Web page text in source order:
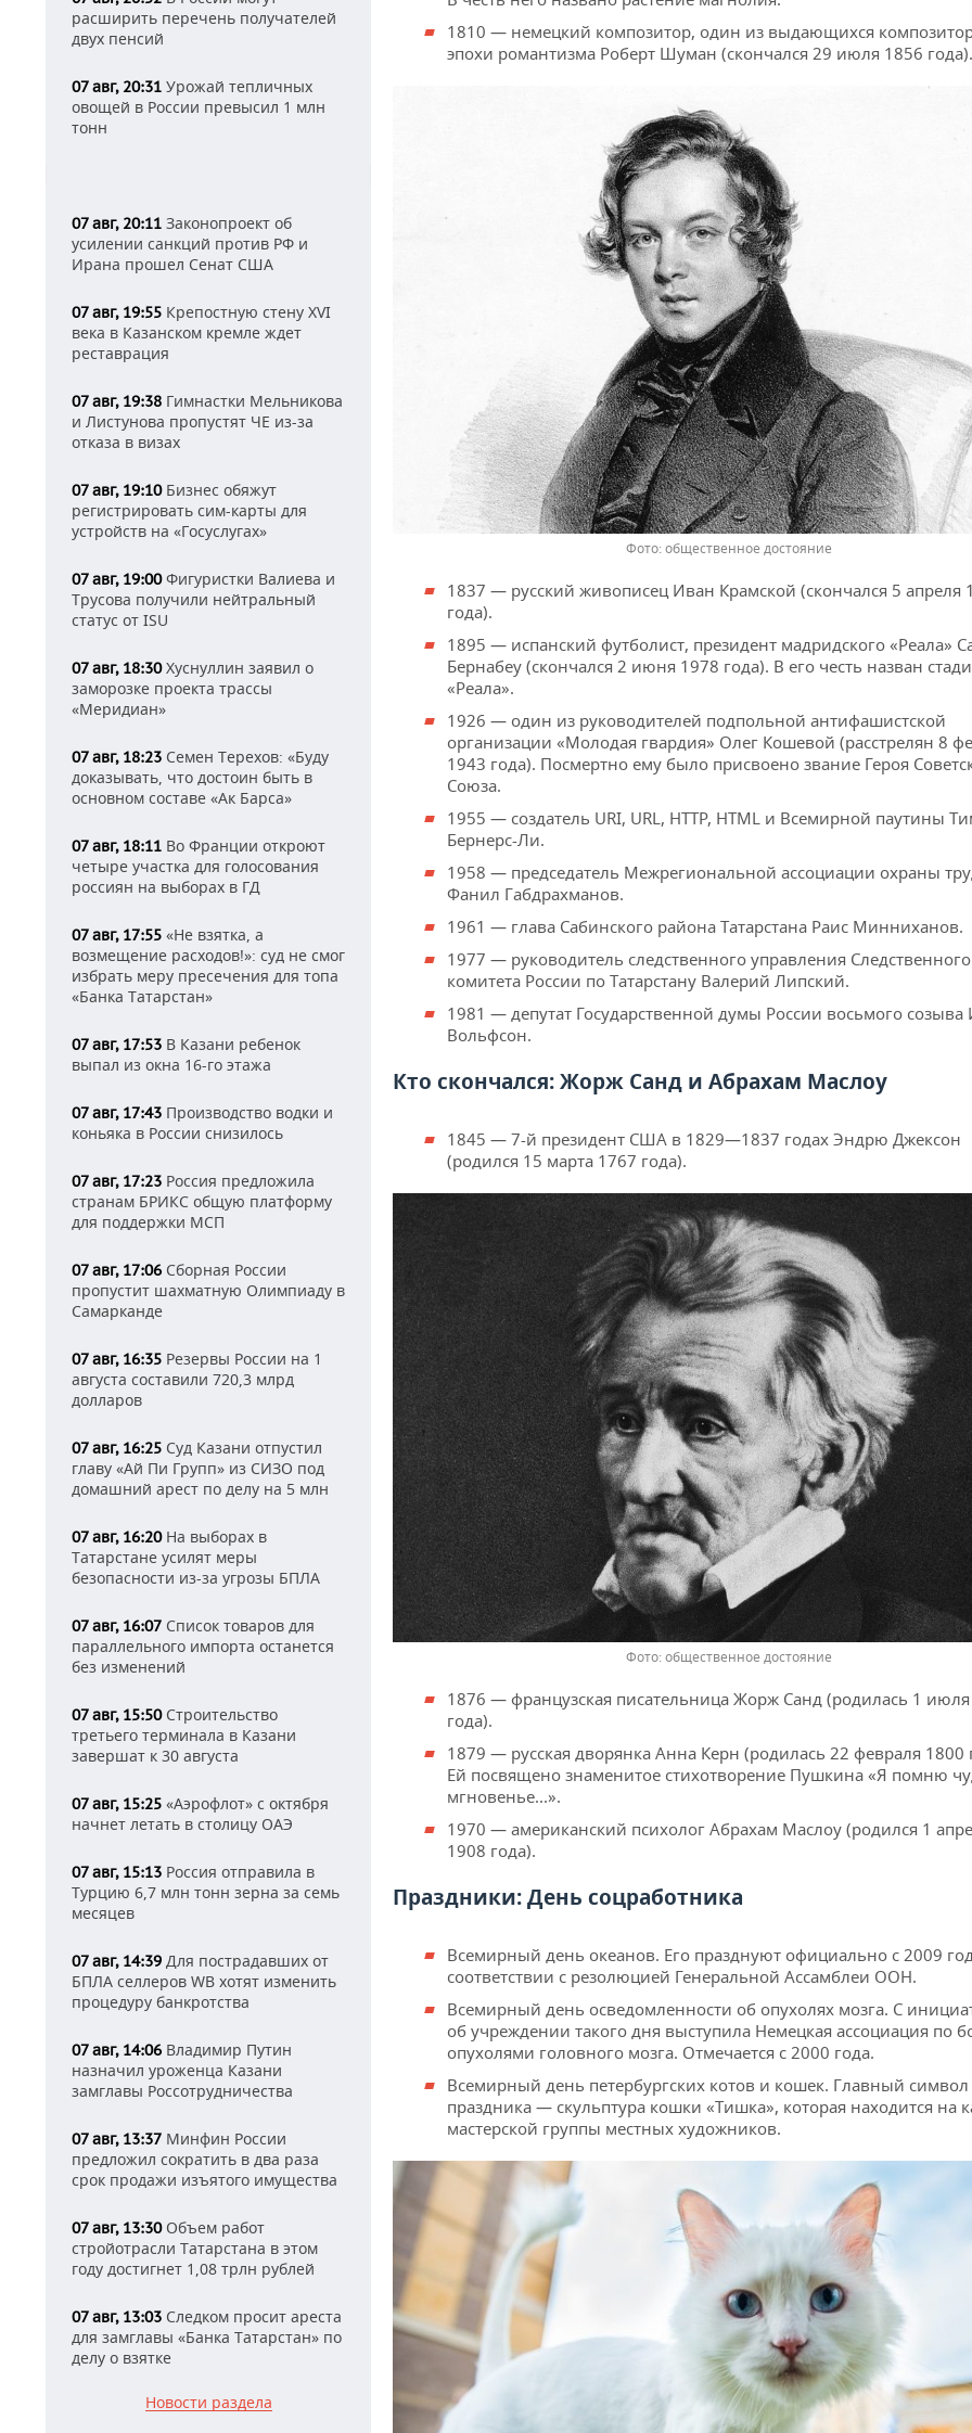
расширить перечень получателей
двух пенсий
07 авг, 20:31 Урожай тепличных
овощей в России превысил 1 млн
тонн
07 авг, 20:11 Законопроект об
усилении санкций против РФ и
Ирана прошел Сенат США
07 авг, 19:55 Крепостную стену XVI
века в Казанском кремле ждет
реставрация
07 авг, 19:38 Гимнастки Мельникова
и Листунова пропустят ЧЕ из-за
отказа в визах
07 авг, 19:10Бизнес обяжут
регистрировать сим-карты для
устройств на «Госуслугах»
07 авг, 19:00Фигуристки Валиева и
Трусова получили нейтральный
статус от ISU
07 авг, 18:30Хуснуллин заявил о
заморозке проекта трассы
«Меридиан»
07 авг, 18:23 Семен Терехов: «Буду
доказывать, что достоин быть в
основном составе «Ак Барса»
07 авг, 18:11 Во Франции откроют
четыре участка для голосования
россиян на выборах в ГД
07 авг, 17:55 «Не взятка, а
возмещение расходов!»: суд не смог
избрать меру пресечения для топа
«Банка Татарстан»
07 авг, 17:53 В Казани ребенок
выпал из окна 16-го этажа
07 авг, 17:43 Производство водки и
коньяка в России снизилось
07 авг, 17:23 Россия предложила
странам БРИКС общую платформу
для поддержки МСП
07 авг, 17:06 Сборная России
пропустит шахматную Олимпиаду в
Самарканде
07 авг, 16:35 Резервы России на 1
августа составили 720,3 млрд
долларов
07 авг, 16:25 Суд Казани отпустил
главу «Ай Пи Групп» из СИЗО под
домашний арест по делу на 5 млн
07 авг, 16:20На выборах в
Татарстане усилят меры
безопасности из-за угрозы БПЛА
07 авг, 16:07 Список товаров для
параллельного импорта останется
без изменений
07 авг, 15:50Строительство
третьего терминала в Казани
завершат к 30 августа
07 авг, 15:25 «Аэрофлот» с октября
начнет летать в столицу ОАЭ
07 авг, 15:13 Россия отправила в
Турцию 6,7 млн тонн зерна за семь
месяцев
07 авг, 14:39 Для пострадавших от
БПЛА селлеров WB хотят изменить
процедуру банкротства
07 авг, 14:06 Владимир Путин
назначил уроженца Казани
замглавы Россотрудничества
07 авг, 13:37 Минфин России
предложил сократить в два раза
срок продажи изъятого имущества
07 авг, 13:30Объем работ
стройотрасли Татарстана в этом
году достигнет 1,08 трлн рублей
07 авг, 13:03 Следком просит ареста
для замглавы «Банка Татарстан» по
делу о взятке
Новости раздела
1810 — немецкий композитор, один из выдающихся
эпохи романтизма Роберт Шуман (скончался 29 июля 1856 года).
общественное достояние
1837 — русский живописец Иван Крамской (скончался 5 апреля
года).
1895 — испанский футболист, президент мадридского «Реала»
Бернабеу (скончался 2 июня 1978 года). В его честь назван
«Реала».
1926 — один из руководителей подпольной антифашистской
организации «Молодая гвардия» Олег Кошевой (расстрелян 8
1943 года). Посмертно ему было присвоено звание Героя
Союза.
1955 — создатель URI, URL, HTTP, HTML и Всемирной паутины
Бернерс-Ли.
1958 — председатель Межрегиональной ассоциации охраны
Фанил Габдрахманов.
1961 — глава Сабинского района Татарстана Раис Минниханов.
1977 — руководитель следственного управления Следственного
комитета России по Татарстану Валерий Липский.
1981 — депутат Государственной думы России восьмого созыва
Вольфсон.
Кто скончался: Жорж Санд и Абрахам Маслоу
1845 — 7-й президент США в 1829—1837 годах Эндрю Джексон
(родился 15 марта 1767 года).
общественное достояние
1876 — французская писательница Жорж Санд (родилась 1
года).
1879 — русская дворянка Анна Керн (родилась 22 февраля 1800
Ей посвящено знаменитое стихотворение Пушкина «Я помню
мгновенье...».
1970 — американский психолог Абрахам Маслоу (родился 1
1908 года).
Праздники: День соцработника
Всемирный день океанов. Его празднуют официально с 2009
соответствии с резолюцией Генеральной Ассамблеи ООН.
Всемирный день осведомленности об опухолях мозга. С
об учреждении такого дня выступила Немецкая ассоциация по
опухолями головного мозга. Отмечается с 2000 года.
Всемирный день петербургских котов и кошек. Главный символ
праздника — скульптура кошки «Тишка», которая находится на
мастерской группы местных художников.